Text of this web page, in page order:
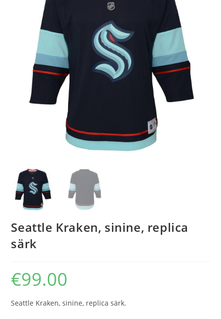
Seattle Kraken, sinine, replica
särk
€99.00
Seattle Kraken, sinine, replica särk.